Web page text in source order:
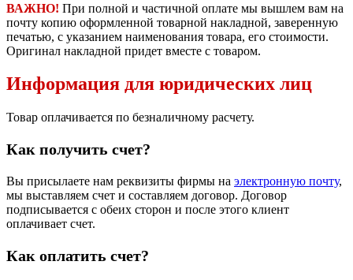
ВАЖНО! При полной и частичной оплате мы вышлем вам на
почту копию оформленной товарной накладной, заверенную
печатью, с указанием наименования товара, его стоимости.
Оригинал накладной придет вместе с товаром.
Информация для юридических лиц
Товар оплачивается по безналичному расчету.
Как получить счет?
Вы присылаете нам реквизиты фирмы на электронную почту,
мы выставляем счет и составляем договор. Договор
подписывается с обеих сторон и после этого клиент
оплачивает счет.
Как оплатить счет?